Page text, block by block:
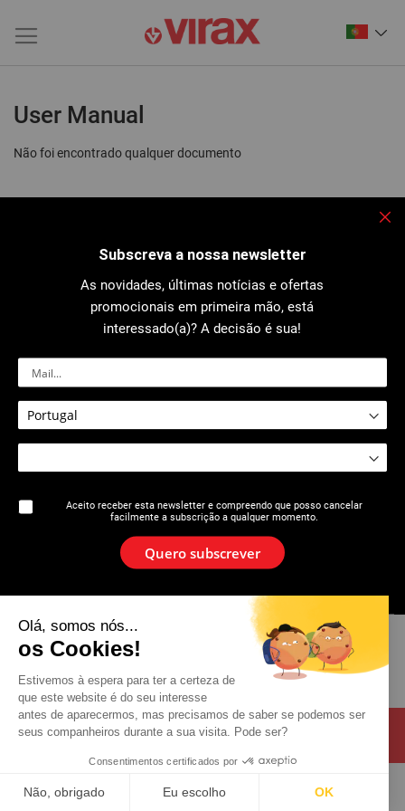
User Manual
Não foi encontrado qualquer documento
A marca
Notícias
Contacto
© 2026 Virax . All rights reserved . Informação legal
Subscreva a nossa newsletter
As novidades, últimas notícias e ofertas
promocionais em primeira mão, está
interessado(a)? A decisão é sua!
Aceito receber esta newsletter e compreendo que posso cancelar
facilmente a subscrição a qualquer momento.
Quero subscrever
Olá, somos nós...
os Cookies!
Estivemos à espera para ter a certeza de
que este website é do seu interesse
antes de aparecermos, mas precisamos de saber se podemos ser
seus companheiros durante a sua visita. Pode ser?
Consentimentos certificados por
Não, obrigado Eu escolho OK